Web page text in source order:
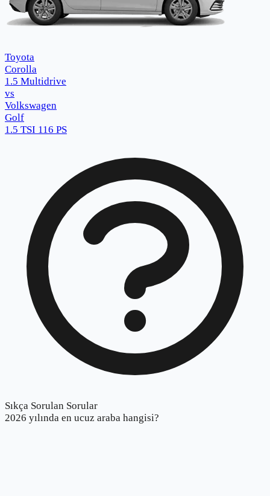
Toyota
Corolla
1.5 Multidrive
vs
Volkswagen
Golf
1.5 TSI 116 PS
Sıkça Sorulan Sorular
2026 yılında en ucuz araba hangisi?